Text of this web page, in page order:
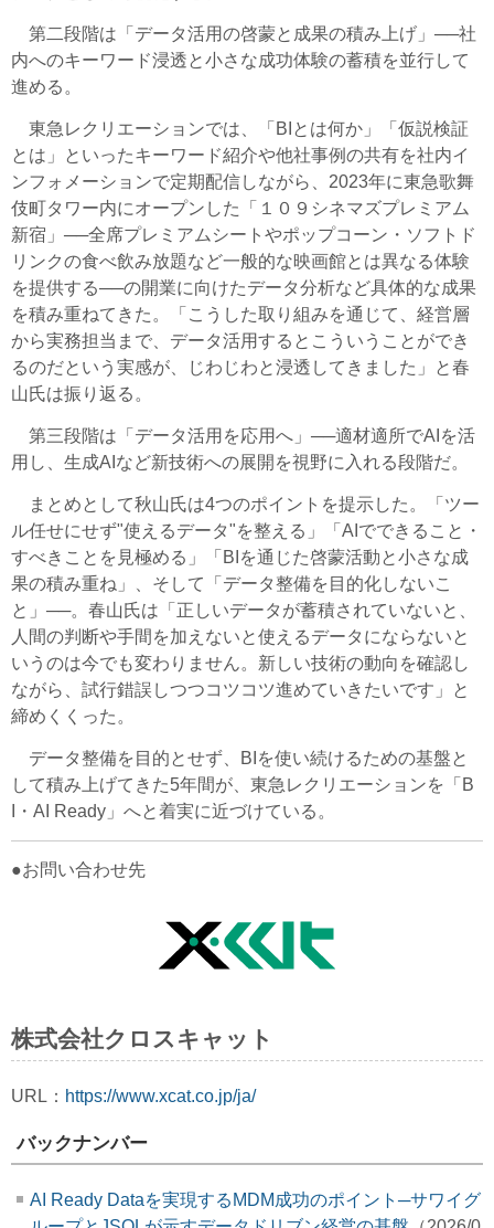
第二段階は「データ活用の啓蒙と成果の積み上げ」──社
内へのキーワード浸透と小さな成功体験の蓄積を並行して
進める。
東急レクリエーションでは、「BIとは何か」「仮説検証
とは」といったキーワード紹介や他社事例の共有を社内イ
ンフォメーションで定期配信しながら、2023年に東急歌舞
伎町タワー内にオープンした「１０９シネマズプレミアム
新宿」──全席プレミアムシートやポップコーン・ソフトド
リンクの食べ飲み放題など一般的な映画館とは異なる体験
を提供する──の開業に向けたデータ分析など具体的な成果
を積み重ねてきた。「こうした取り組みを通じて、経営層
から実務担当まで、データ活用するとこういうことができ
るのだという実感が、じわじわと浸透してきました」と春
山氏は振り返る。
第三段階は「データ活用を応用へ」──適材適所でAIを活
用し、生成AIなど新技術への展開を視野に入れる段階だ。
まとめとして秋山氏は4つのポイントを提示した。「ツー
ル任せにせず"使えるデータ"を整える」「AIでできること・
すべきことを見極める」「BIを通じた啓蒙活動と小さな成
果の積み重ね」、そして「データ整備を目的化しないこ
と」──。春山氏は「正しいデータが蓄積されていないと、
人間の判断や手間を加えないと使えるデータにならないと
いうのは今でも変わりません。新しい技術の動向を確認し
ながら、試行錯誤しつつコツコツ進めていきたいです」と
締めくくった。
データ整備を目的とせず、BIを使い続けるための基盤と
して積み上げてきた5年間が、東急レクリエーションを「B
I・AI Ready」へと着実に近づけている。
●お問い合わせ先
株式会社クロスキャット
URL： https://www.xcat.co.jp/ja/
バックナンバー
AI Ready Dataを実現するMDM成功のポイント─サワイグ